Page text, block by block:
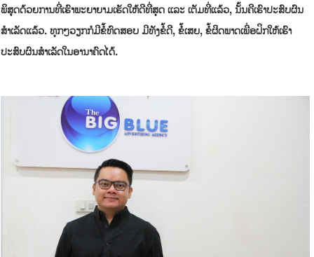
ພິສູດດ້ວຍການທີ່ເຮົາພະຍາຍາມເຮັດໃຫ້ດີທີ່ສຸດ ແລະ ເຕັມທີ່ແລ້ວ, ນັ້ນຄືເຮົາປະສົບຜົນ
ສໍາເລັດແລ້ວ. ທຸກໆວຽກກໍມີຂໍ້ທົດສອບ ມີທັງຂໍ້ດີ, ຂໍ້ເສຍ, ຂໍ້ຜິດພາດເພື່ອຝຶກໃຫ້ເຮົາ
ປະສົບຜົນສໍາເລັດໃນອານາຄົດໄດ້.